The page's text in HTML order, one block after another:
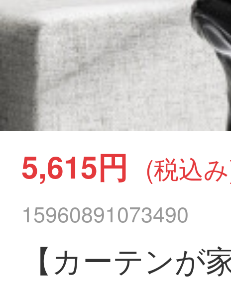
5,615円 (税込
15960891073490
【カーテンが